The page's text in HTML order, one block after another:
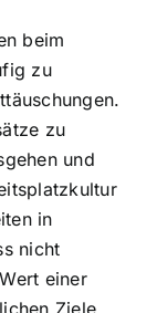
beim
zu
zu
und
in
nicht
einer
Ziele